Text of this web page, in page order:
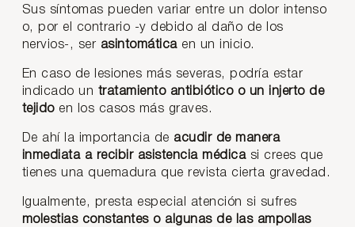
Sus síntomas pueden variar entre un dolor intenso
o, por el contrario -y debido al daño de los
nervios-, ser asintomática en un inicio.
En caso de lesiones más severas, podría estar
indicado un tratamiento antibiótico o un injerto de
tejido en los casos más graves.
De ahí la importancia de acudir de manera
inmediata a recibir asistencia médicasi crees que
tienes una quemadura que revista cierta gravedad.
Igualmente, presta especial atención si sufres
molestias constantes o algunas de las ampollas